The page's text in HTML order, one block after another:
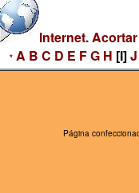
Internet.
* A B C D E FG H [I]J
Página